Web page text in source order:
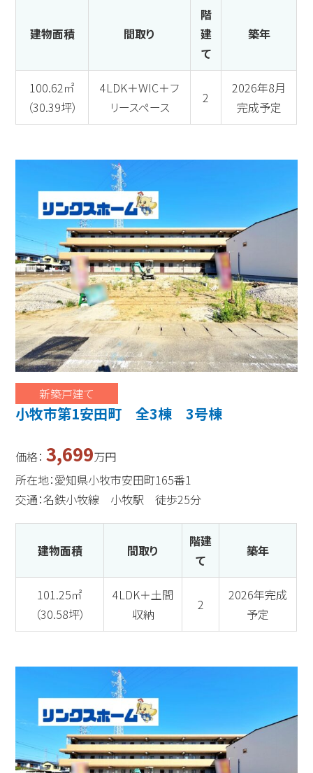
建物面積 間取り
階
建
て
築年
100.62㎡
（30.39坪）
4LDK＋WIC＋フ
リースペース
2
2026年8月
完成予定
新築戸建て
小牧市第1安田町 全3棟 3号棟
価格：3,699万円
所在地：愛知県小牧市安田町165番1
交通：名鉄小牧線 小牧駅 徒歩25分
建物面積 間取り
階建
て
築年
101.25㎡
（30.58坪）
4LDK＋土間
収納
2
2026年完成
予定